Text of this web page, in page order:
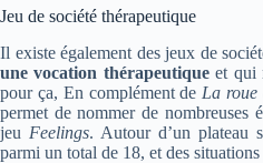
Jeu de société thérapeutique
Il existe également des jeux de
une vocation thérapeutiqueet qui
pour ça, En complément de La roue
permet de nommer de nombreuses
jeu Feelings. Autour d’un plateau
parmi un total de 18, et des